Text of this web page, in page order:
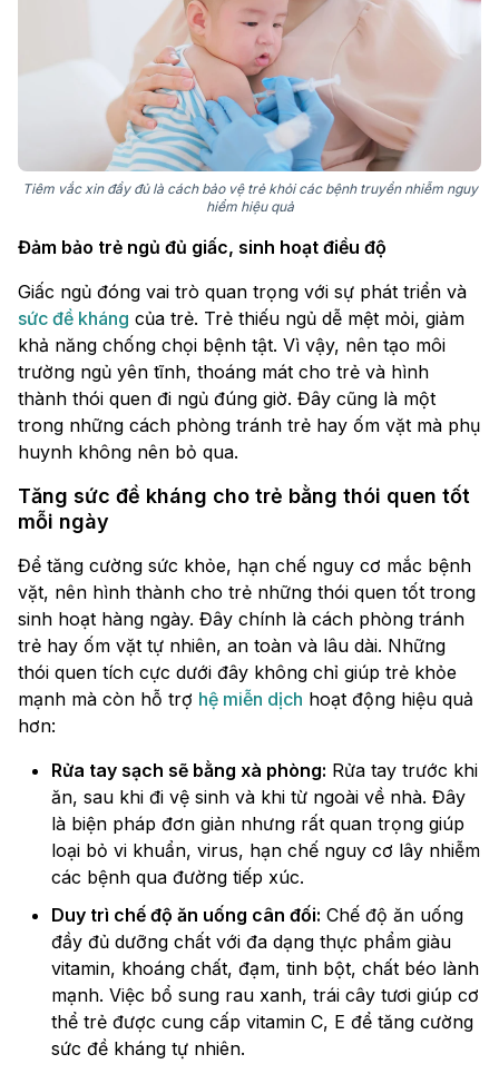
Tiêm vắc xin đầy đủ là cách bảo vệ trẻ khỏi các bệnh truyền nhiễm nguy
hiểm hiệu quả
Đảm bảo trẻ ngủ đủ giấc, sinh hoạt điều độ
Giấc ngủ đóng vai trò quan trọng với sự phát triển và
sức đề kháng của trẻ. Trẻ thiếu ngủ dễ mệt mỏi, giảm
khả năng chống chọi bệnh tật. Vì vậy, nên tạo môi
trường ngủ yên tĩnh, thoáng mát cho trẻ và hình
thành thói quen đi ngủ đúng giờ. Đây cũng là một
trong những cách phòng tránh trẻ hay ốm vặt mà phụ
huynh không nên bỏ qua.
Tăng sức đề kháng cho trẻ bằng thói quen tốt
mỗi ngày
Để tăng cường sức khỏe, hạn chế nguy cơ mắc bệnh
vặt, nên hình thành cho trẻ những thói quen tốt trong
sinh hoạt hàng ngày. Đây chính là cách phòng tránh
trẻ hay ốm vặt tự nhiên, an toàn và lâu dài. Những
thói quen tích cực dưới đây không chỉ giúp trẻ khỏe
mạnh mà còn hỗ trợ hệ miễn dịch hoạt động hiệu quả
hơn:
Rửa tay sạch sẽ bằng xà phòng: Rửa tay trước khi
ăn, sau khi đi vệ sinh và khi từ ngoài về nhà. Đây
là biện pháp đơn giản nhưng rất quan trọng giúp
loại bỏ vi khuẩn, virus, hạn chế nguy cơ lây nhiễm
các bệnh qua đường tiếp xúc.
Duy trì chế độ ăn uống cân đối: Chế độ ăn uống
đầy đủ dưỡng chất với đa dạng thực phẩm giàu
vitamin, khoáng chất, đạm, tinh bột, chất béo lành
mạnh. Việc bổ sung rau xanh, trái cây tươi giúp cơ
thể trẻ được cung cấp vitamin C, E để tăng cường
sức đề kháng tự nhiên.